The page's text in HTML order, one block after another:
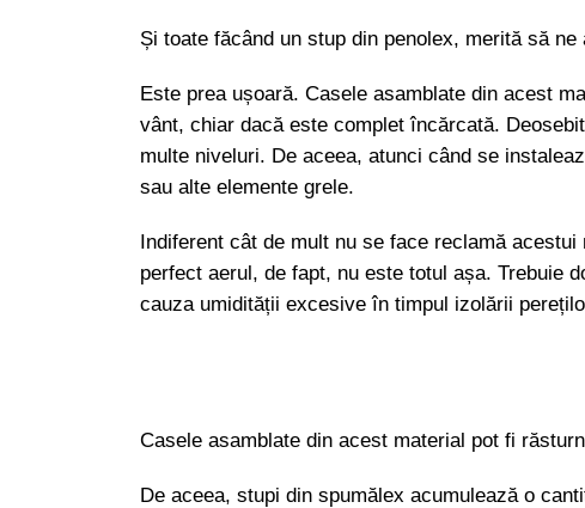
Și toate făcând un stup din penolex, merită să
Este prea ușoară. Casele asamblate din acest
vânt, chiar dacă este complet încărcată.
multe niveluri. De aceea, atunci când se
sau alte elemente grele.
Indiferent cât de mult nu se face reclamă
perfect aerul, de fapt, nu este totul așa. Trebuie
cauza umidității excesive în timpul izolării
Casele asamblate din acest material pot fi
De aceea, stupi din spumălex acumulează o